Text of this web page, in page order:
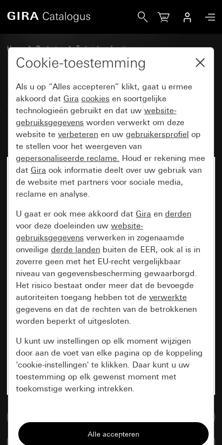
Home Producten
Techniek en functies
System 3000 DALI, overige electronica
System 3000 universeel
leddimmer-basiselement
Komfort
Cookie-toestemming
Als u op “Alles accepteren” klikt, gaat u ermee
akkoord dat Gira cookies en soortgelijke
technologieën gebruikt en dat uw website-
gebruiksgegevens worden verwerkt om deze
website te verbeteren en uw gebruikersprofiel op
te stellen voor het weergeven van
gepersonaliseerde reclame. Houd er rekening mee
dat Gira ook informatie deelt over uw gebruik van
de website met partners voor sociale media,
reclame en analyse.
U gaat er ook mee akkoord dat Gira en derden
voor deze doeleinden uw website-
gebruiksgegevens verwerken in zogenaamde
onveilige derde landen buiten de EER, ook al is in
zoverre geen met het EU-recht vergelijkbaar
niveau van gegevensbescherming gewaarborgd.
Het risico bestaat onder meer dat de bevoegde
autoriteiten toegang hebben tot de verwerkte
gegevens en dat de rechten van de betrokkenen
worden beperkt of uitgesloten.
U kunt uw instellingen op elk moment wijzigen
door aan de voet van elke pagina op de koppeling
'cookie-instellingen' te klikken. Daar kunt u uw
toestemming op elk gewenst moment met
toekomstige werking intrekken.
Alle cookies die wij nodig hebben om de